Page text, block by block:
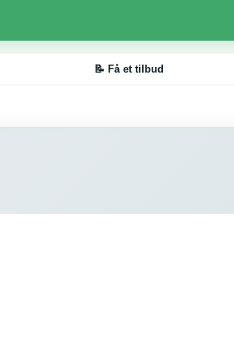
📝 Få et tilbud